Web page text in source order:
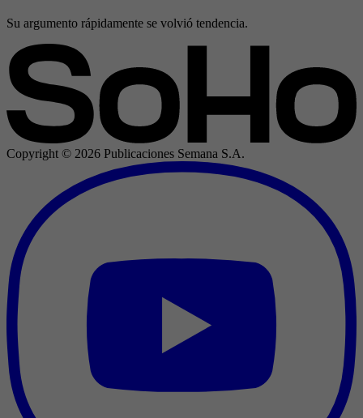
Su argumento rápidamente se volvió tendencia.
Copyright © 2026 Publicaciones Semana S.A.